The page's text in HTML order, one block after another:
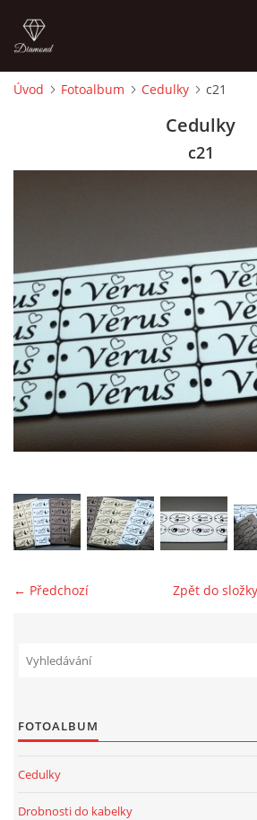
MOJE POSLEDNÍ PRÁCE
jk-
Úvod Fotoalbum Cedulky c21
Cedulky
c21
← Předchozí Zpět do složky
FOTOALBUM
Cedulky
Drobnosti do kabelky